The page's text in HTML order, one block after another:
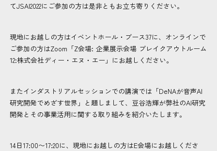
てJSAI2022にご参加の方は是非ともお立ち寄りください。
現地にお越しの方はイベントホール・ブース37に、オンラインで
ご参加の方はZoom「Z会場: 企業展示会場 ブレイクアウトルーム
12:株式会社ディー・エヌ・エー」にお越しください。
またインダストリアルセッションでの講演では「DeNAが音声AI
研究開発でめざす世界」と題しまして、豆谷浩輝が弊社のAI研究
開発とその事業活用に関する取り組みを紹介いたします。
14日17:00〜17:20に、現地にお越しの方はE会場にお越しくださ